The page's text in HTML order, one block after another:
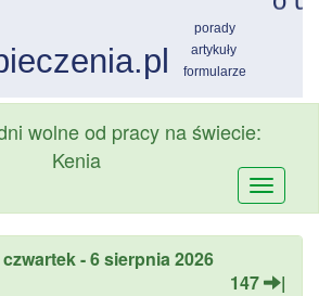
wolne od pracy na świecie:
Kenia
- 6 sierpnia 2026
147 |